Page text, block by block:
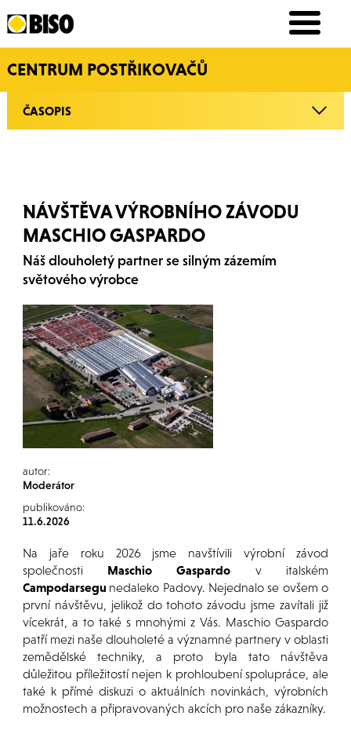
CENTRUM POSTŘIKOVAČŮ
ČASOPIS
NÁVŠTĚVA VÝROBNÍHO ZÁVODU
MASCHIO GASPARDO
Náš dlouholetý partner se silným zázemím
světového výrobce
autor:
Moderátor
publikováno:
11.6.2026
Na jaře roku 2026 jsme navštívili výrobní závod
společnosti Maschio Gaspardo v italském
Campodarsegu nedaleko Padovy. Nejednalo se ovšem o
první návštěvu, jelikož do tohoto závodu jsme zavítali již
vícekrát, a to také s mnohými z Vás. Maschio Gaspardo
patří mezi naše dlouholeté a významné partnery v oblasti
zemědělské techniky, a proto byla tato návštěva
důležitou příležitostí nejen k prohloubení spolupráce, ale
také k přímé diskuzi o aktuálních novinkách, výrobních
možnostech a připravovaných akcích pro naše zákazníky.